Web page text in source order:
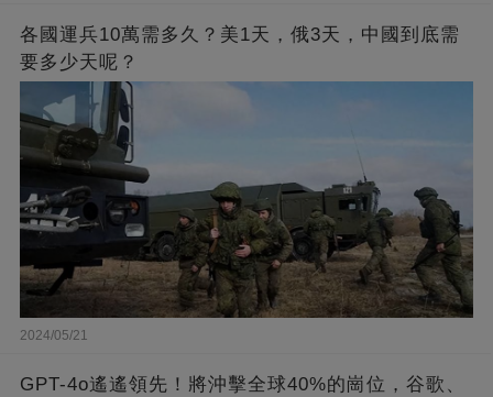
各國運兵10萬需多久？美1天，俄3天，中國到底需
要多少天呢？
2024/05/21
GPT-4o遙遙領先！將沖擊全球40%的崗位，谷歌、